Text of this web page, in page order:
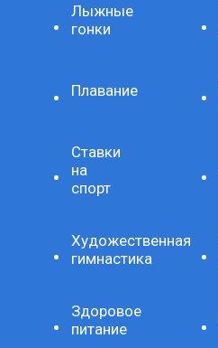
Лыжные
гонки
Плавание
Ставки
на
спорт
Художественная
гимнастика
Здоровое
питание